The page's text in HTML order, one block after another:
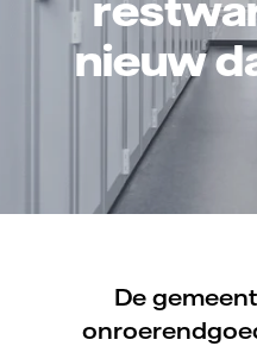
nieuw
De